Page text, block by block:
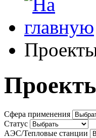
Сфера применения
Статус
АЭС/Тепловые станции